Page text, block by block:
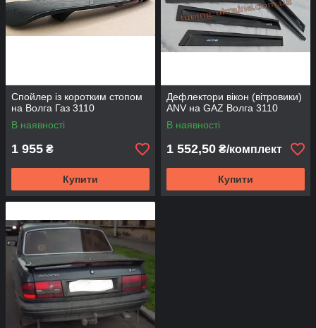
Спойлер із коротким стопом
на Волга Газ 3110
В наявності
1 955 ₴
Купити
Дефлектори вікон (вітровики)
ANV на GAZ Волга 3110
В наявності
1 552,50 ₴/комплект
Купити